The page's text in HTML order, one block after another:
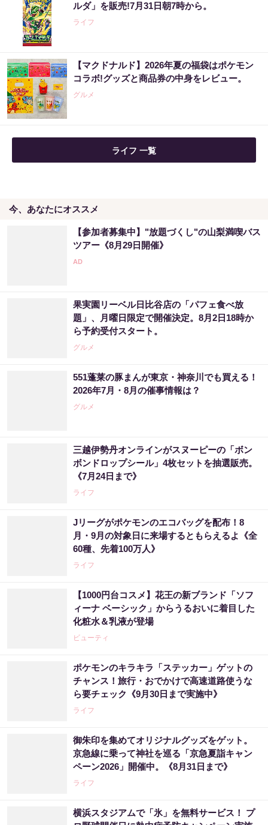
PR（合同会社デジタルファーム ）
Amazon今日も見逃せない！80%OFF以上が
続々登場
PR（Amazon）
ルダ」を販売!7月31日朝7時から。
ライフ
【マクドナルド】2026年夏の福袋はポケモン
コラボ!グッズと商品券の中身をレビュー。
グルメ
ライフ 一覧
今、あなたにオススメ
【参加者募集中】"放題づくし"の山梨満喫バス
ツアー《8月29日開催》
果実園リーベル日比谷店の「パフェ食べ放
題」、月曜日限定で開催決定。8月2日18時か
ら予約受付スタート。
グルメ
551蓬莱の豚まんが東京・神奈川でも買える！
2026年7月・8月の催事情報は？
グルメ
三越伊勢丹オンラインがスヌーピーの「ボン
ボンドロップシール」4枚セットを抽選販売。
《7月24日まで》
ライフ
Jリーグがポケモンのエコバッグを配布！8
月・9月の対象日に来場するともらえるよ《全
60種、先着100万人》
ライフ
【1000円台コスメ】花王の新ブランド「ソフ
ィーナ ベーシック」からうるおいに着目した
化粧水＆乳液が登場
ビューティ
ポケモンのキラキラ「ステッカー」ゲットの
チャンス！旅行・おでかけで高速道路使うな
ら要チェック《9月30日まで実施中》
ライフ
御朱印を集めてオリジナルグッズをゲット。
京急線に乗って神社を巡る「京急夏詣キャン
ペーン2026」開催中。《8月31日まで》
ライフ
横浜スタジアムで「氷」を無料サービス！ プ